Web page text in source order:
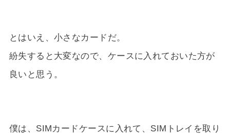
とはいえ、小さなカードだ。
紛失すると大変なので、ケースに入れておいた方が
良いと思う。
僕は、SIMカードケースに入れて、SIMトレイを取り